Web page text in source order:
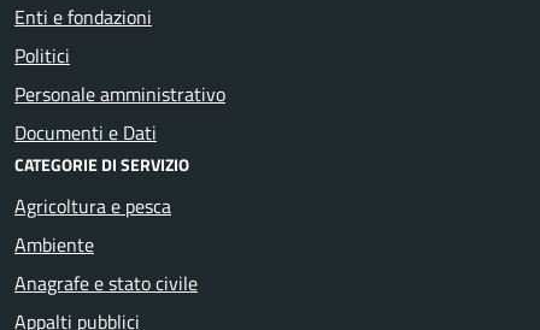
Enti e fondazioni
Politici
Personale amministrativo
Documenti e Dati
CATEGORIE DI SERVIZIO
Agricoltura e pesca
Ambiente
Anagrafe e stato civile
Appalti pubblici